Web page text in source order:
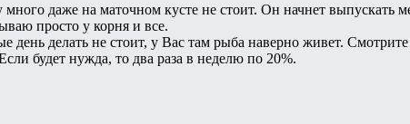
много даже на маточном кусте не стоит. Он начнет
просто у корня и все.
день делать не стоит, у Вас там рыба наверно живет.
будет нужда, то два раза в неделю по 20%.